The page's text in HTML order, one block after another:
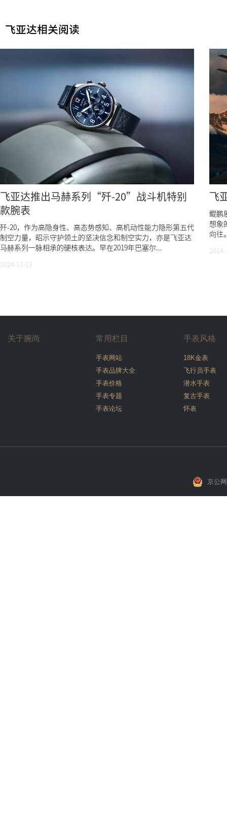
飞亚达相关阅读
飞亚达推出马赫系列“歼-20”战斗机特别
款腕表
歼-20，作为高隐身性、高态势感知、高机动性能力隐形第五代
制空力量，昭示守护领土的坚决信念和制空实力，亦是飞亚达
马赫系列一脉相承的硬核表达。早在2019年巴塞尔...
2024-11-13
飞
鲲鹏
想象
向往
关于腕尚 常用栏目
手表网站
手表品牌大全
手表价格
手表专题
手表论坛
手表风格
18K金表
飞行员手表
潜水手表
复古手表
怀表
京公